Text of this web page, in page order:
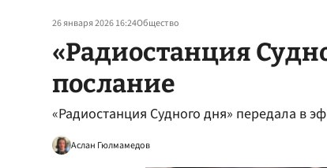
26 января 2026 16:24Общество
«Радиостанция
послание
«Радиостанция Судного дня» передала в
Аслан Гюлмамедов